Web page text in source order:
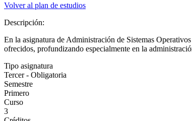
Volver al plan de estudios
Descripción:
En la asignatura de Administración de Sistemas
ofrecidos, profundizando especialmente en la
Tipo asignatura
Tercer - Obligatoria
Semestre
Primero
Curso
3